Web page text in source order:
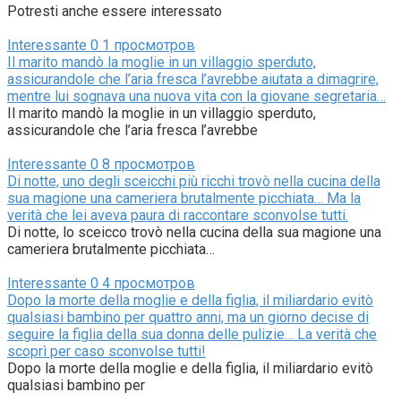
Potresti anche essere interessato
Interessante 0 1 просмотров
Il marito mandò la moglie in un villaggio sperduto,
assicurandole che l’aria fresca l’avrebbe aiutata a dimagrire,
mentre lui sognava una nuova vita con la giovane segretaria…
Il marito mandò la moglie in un villaggio sperduto,
assicurandole che l’aria fresca l’avrebbe
Interessante 0 8 просмотров
Di notte, uno degli sceicchi più ricchi trovò nella cucina della
sua magione una cameriera brutalmente picchiata… Ma la
verità che lei aveva paura di raccontare sconvolse tutti.
Di notte, lo sceicco trovò nella cucina della sua magione una
cameriera brutalmente picchiata…
Interessante 0 4 просмотров
Dopo la morte della moglie e della figlia, il miliardario evitò
qualsiasi bambino per quattro anni, ma un giorno decise di
seguire la figlia della sua donna delle pulizie… La verità che
scoprì per caso sconvolse tutti!
Dopo la morte della moglie e della figlia, il miliardario evitò
qualsiasi bambino per